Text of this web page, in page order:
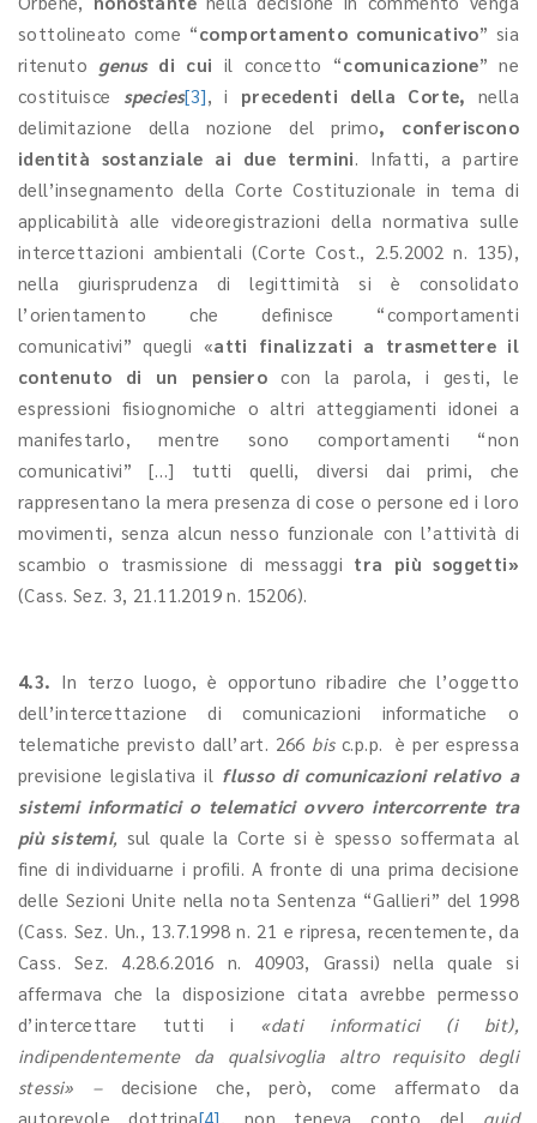
sottolineato come “comportamento comunicativo” sia
ritenuto genus di cui il concetto “comunicazione” ne
costituisce species[3], i precedenti della Corte, nella
delimitazione della nozione del primo, conferiscono
identità sostanziale ai due termini. Infatti, a partire
dell’insegnamento della Corte Costituzionale in tema di
applicabilità alle videoregistrazioni della normativa sulle
intercettazioni ambientali (Corte Cost., 2.5.2002 n. 135),
nella giurisprudenza di legittimità si è consolidato
l’orientamento che definisce “comportamenti
comunicativi” quegli «atti finalizzati a trasmettere il
contenuto di un pensiero con la parola, i gesti, le
espressioni fisiognomiche o altri atteggiamenti idonei a
manifestarlo, mentre sono comportamenti “non
comunicativi” […] tutti quelli, diversi dai primi, che
rappresentano la mera presenza di cose o persone ed i loro
movimenti, senza alcun nesso funzionale con l’attività di
scambio o trasmissione di messaggi tra più soggetti»
(Cass. Sez. 3, 21.11.2019 n. 15206).
4.3. In terzo luogo, è opportuno ribadire che l’oggetto
dell’intercettazione di comunicazioni informatiche o
telematiche previsto dall’art. 266 bis c.p.p.
è per espressa
previsione legislativa il flusso di comunicazioni relativo a
sistemi informatici o telematici ovvero intercorrente tra
più sistemi, sul quale la Corte si è spesso soffermata al
fine di individuarne i profili. A fronte di una prima decisione
delle Sezioni Unite nella nota Sentenza “Gallieri” del 1998
(Cass. Sez. Un., 13.7.1998 n. 21 e ripresa, recentemente, da
Cass. Sez. 4.28.6.2016 n. 40903, Grassi) nella quale si
affermava che la disposizione citata avrebbe permesso
d’intercettare tutti i
«dati informatici (i bit),
indipendentemente da qualsivoglia altro requisito degli
stessi» – decisione che, però, come affermato da
autorevole dottrina[4], non teneva conto del quid